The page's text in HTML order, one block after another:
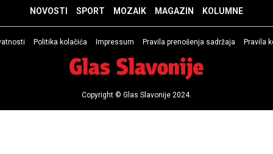
NOVOSTI SPORT MOZAIK MAGAZIN KOLUMNE
Politika kolačića Impressum Pravila prenošenja sadržaja Pravila
Copyright © Glas Slavonije 2024.